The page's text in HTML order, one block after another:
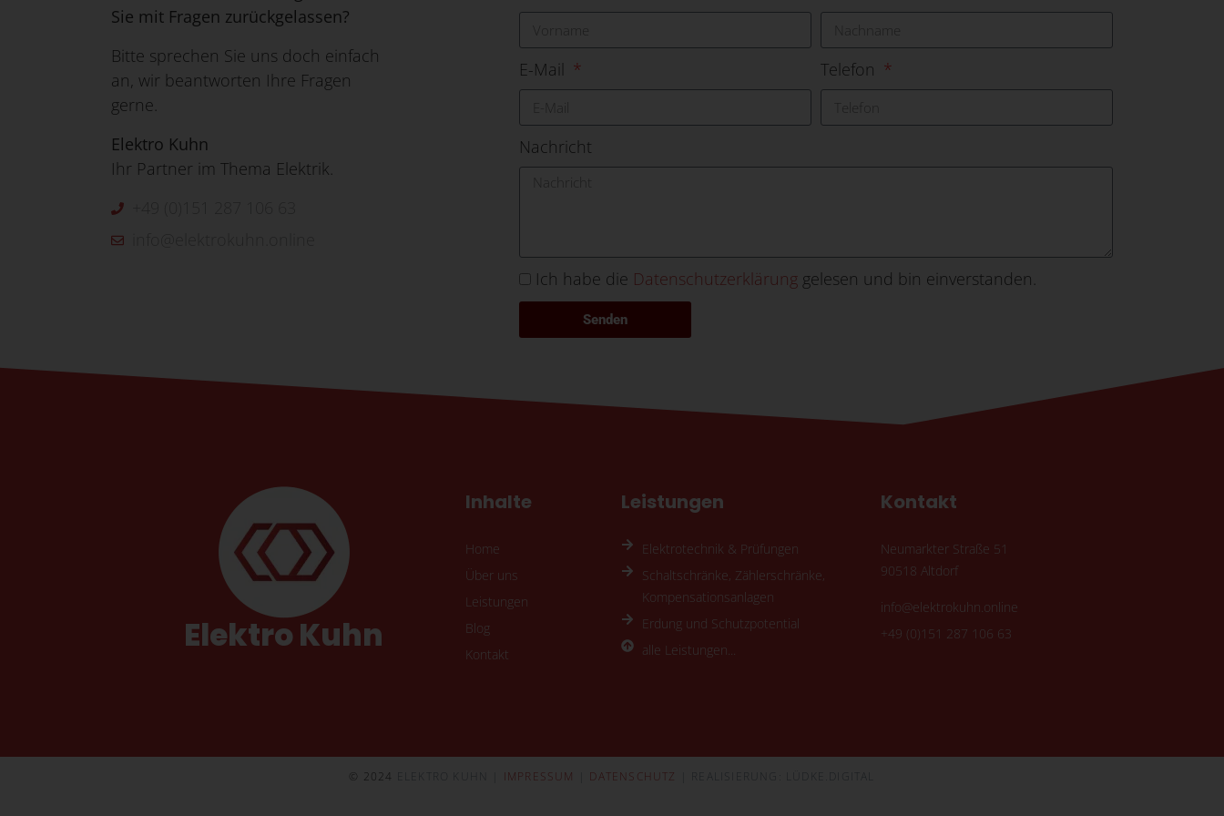
Sie mit Fragen zurückgelassen?
Bitte sprechen Sie uns doch einfach
an, wir beantworten Ihre Fragen
gerne.
Elektro Kuhn
Ihr Partner im Thema Elektrik.
E-Mail Telefon
Nachricht
Ich habe die Datenschutzerklärung gelesen und bin einverstanden.
Senden
Elektro Kuhn
Inhalte
Home
Über uns
Leistungen
Blog
Kontakt
Leistungen
Elektrotechnik & Prüfungen
Schaltschränke, Zählerschränke,
Kompensationsanlagen
Erdung und Schutzpotential
alle Leistungen...
Kontakt
Neumarkter Straße 51
90518 Altdorf
info@elektrokuhn.online
+49 (0)151 287 106 63
© 2024 IMPRESSUM DATENSCHUTZ | REALISIERUNG: LÜDKE.DIGITAL